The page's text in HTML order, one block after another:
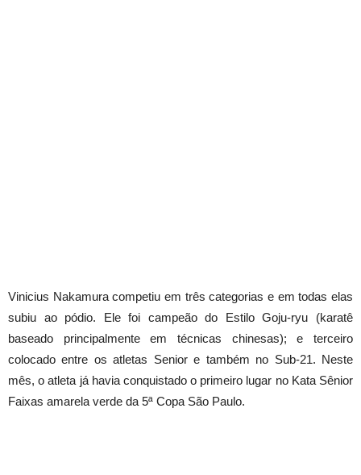
Vinicius Nakamura competiu em três categorias e em todas elas
subiu ao pódio. Ele foi campeão do Estilo Goju-ryu (karatê
baseado principalmente em técnicas chinesas); e terceiro
colocado entre os atletas Senior e também no Sub-21. Neste
mês, o atleta já havia conquistado o primeiro lugar no Kata Sênior
Faixas amarela verde da 5ª Copa São Paulo.